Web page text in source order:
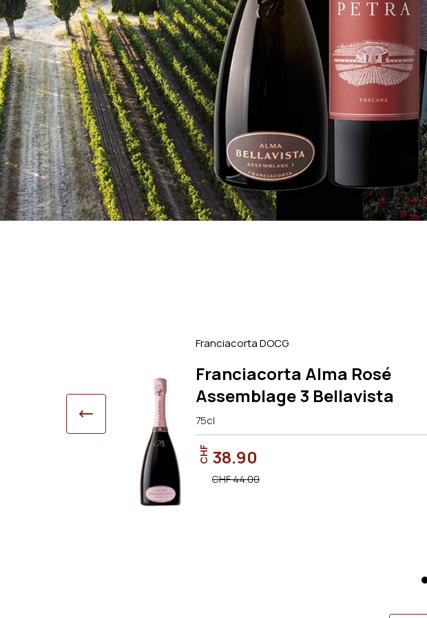
Franciacorta DOCG
Franciacorta Alma Rosé
Assemblage 3 Bellavista
75cl
CHF 38.90
CHF 44.00